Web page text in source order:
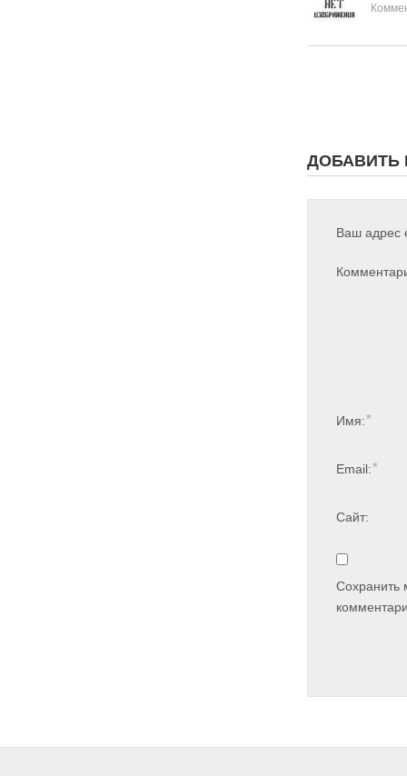
ДОБАВИТЬ
Ваш адрес
Имя:*
Email:*
Сайт:
Сохранить